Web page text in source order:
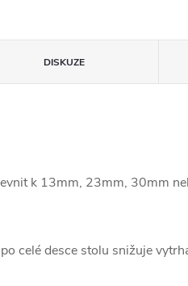
DISKUZE
k 13mm, 23mm, 30mm
celé desce stolu snižuje